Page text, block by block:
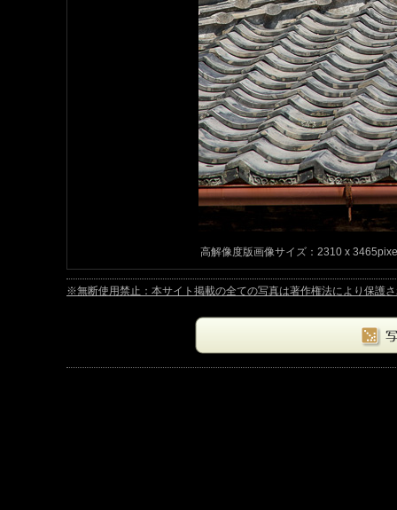
高解像度版画像サイズ：2310 x
※無断使用禁止：本サイト掲載の全ての写真は著作権法により保護